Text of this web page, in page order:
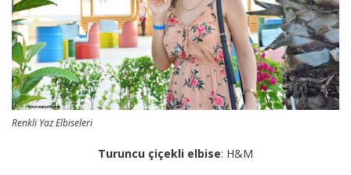
Renkli Yaz Elbiseleri
Turuncu çiçekli elbise: H&M